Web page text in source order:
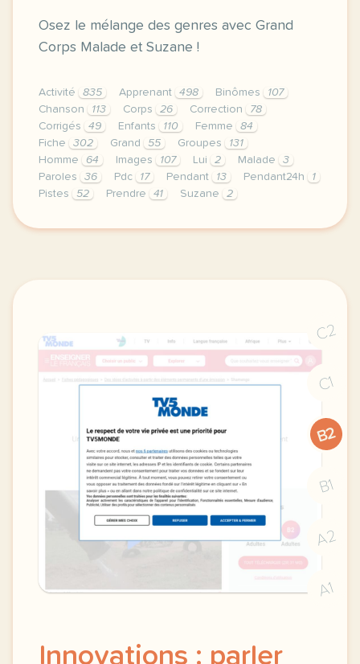
Osez le mélange des genres avec Grand
Corps Malade et Suzane !
Activité 835 Apprenant 498 Binômes
107
Chanson
113 Corps 26 Correction
78
Corrigés
49 Enfants 110 Femme
84
Fiche
302 Grand 55 Groupes
131
Homme
64 Images 107 Lui 2 Malade
3
Paroles
36 Pdc 17 Pendant 13 Pendant24h
1
Pistes
52 Prendre 41 Suzane 2
le respect de votre vie privee est une priorite
C2
C1
B2
B1
A2
A1
Innovations : parler